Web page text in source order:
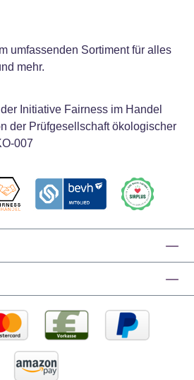
umfassenden Sortiment für alles
mehr.
Initiative Fairness im Handel
der Prüfgesellschaft ökologischer
007